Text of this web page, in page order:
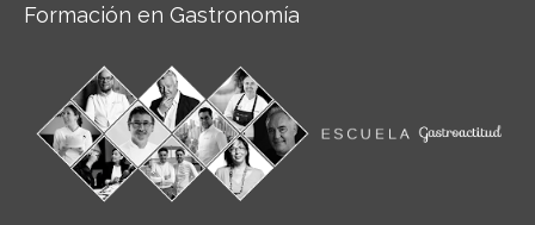
Formación en Gastronomía